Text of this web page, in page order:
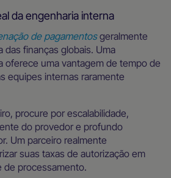
da engenharia interna
de pagamentosgeralmente
das finanças globais. Uma
oferece uma vantagem de tempo de
equipes internas raramente
procure por escalabilidade,
do provedor e profundo
Um parceiro realmente
suas taxas de autorização em
de processamento.